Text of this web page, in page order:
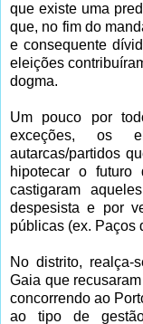
que existe uma
que, no fim do
e consequente
eleições
dogma.
Um pouco por
exceções, os
autarcas/partidos
hipotecar o futuro
castigaram
despesista e por
públicas (ex. Paços
No distrito,
Gaia que
concorrendo ao
ao tipo de